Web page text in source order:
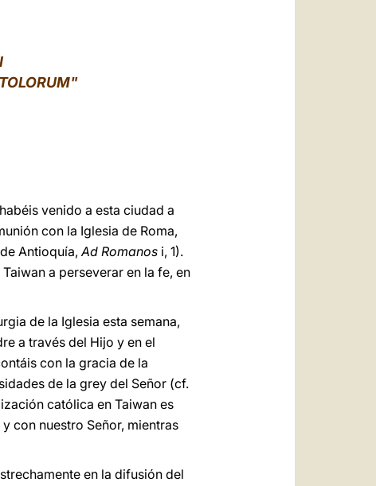
venido a esta ciudad a
con la Iglesia de Roma,
Antioquía,Ad Romanos i, 1).
a perseverar en la fe, en
de la Iglesia esta semana,
a través del Hijo y en el
con la gracia de la
de la grey del Señor (cf.
católica en Taiwan es
con nuestro Señor, mientras
en la difusión del